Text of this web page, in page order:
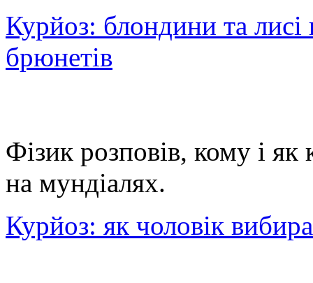
Курйоз: блондини та лисі
брюнетів
Фізик розповів, кому і
на мундіалях.
Курйоз: як чоловік